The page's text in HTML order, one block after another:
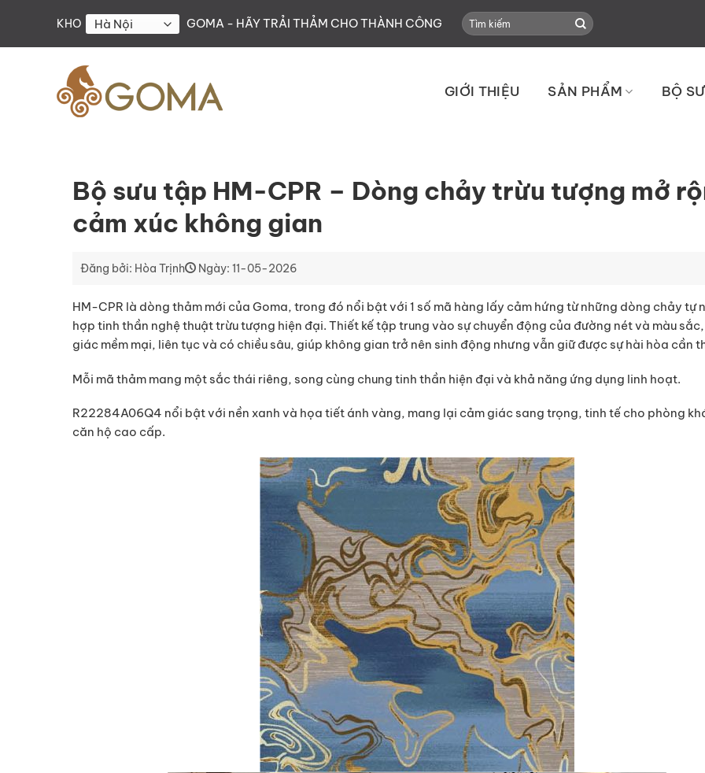
content
KHO GOMA - HÃY TRẢI THẢM CHO THÀNH CÔNG
Search
for:
GIỚI THIỆU SẢN PHẨM BỘ
Bộ sưu tập HM-CPR – Dòng chảy trừu tượng mở
cảm xúc không gian
Đăng bởi: Hòa Trịnh Ngày: 11-05-2026
HM-CPR là dòng thảm mới của Goma, trong đó nổi bật với 1 số mã hàng lấy cảm hứng từ những dòng chảy tự
hợp tinh thần nghệ thuật trừu tượng hiện đại. Thiết kế tập trung vào sự chuyển động của đường nét và màu
giác mềm mại, liên tục và có chiều sâu, giúp không gian trở nên sinh động nhưng vẫn giữ được sự hài hòa cần
Mỗi mã thảm mang một sắc thái riêng, song cùng chung tinh thần hiện đại và khả năng ứng dụng linh hoạt.
R22284A06Q4 nổi bật với nền xanh và họa tiết ánh vàng, mang lại cảm giác sang trọng, tinh tế cho phòng
căn hộ cao cấp.